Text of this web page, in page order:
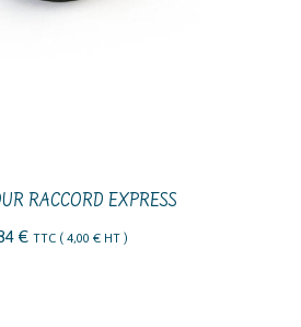
RACCORD EXPRESS
€ TTC ( 4,00 €HT )